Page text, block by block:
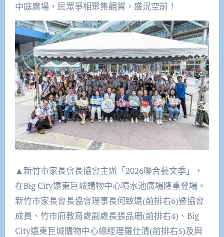
中庭廣場，民眾爭相聚集觀賞，盛況空前！
▲新竹市家長會長協會主辦「2026聯合藝文季」，
在Big City遠東巨城購物中心噴水池廣場隆重登場。
新竹市家長會長協會理事長何致遠(前排右6)暨協會
成員、竹市府教育處副處長張品珊(前排右4)、Big
City遠東巨城購物中心總經理羅仕清(前排右5)及與